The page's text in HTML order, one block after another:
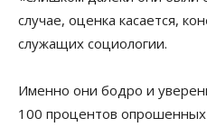
случае, оценка касается,
служащих социологии.
Именно они бодро и
100 процентов